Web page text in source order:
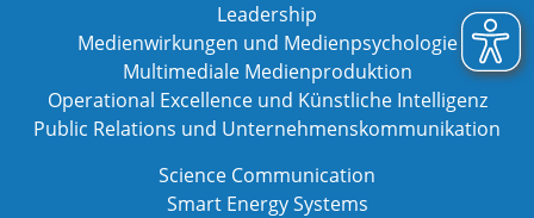
Leadership
Medienwirkungen und Medienpsychologie
Multimediale Medienproduktion
Operational Excellence und Künstliche Intelligenz
Public Relations und Unternehmenskommunikation
Science Communication
Smart Energy Systems